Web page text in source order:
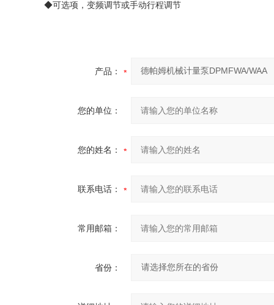
◆可选项，变频调节或手动行程调节
产品：
您的单位：
您的姓名：
联系电话：
常用邮箱：
省份：